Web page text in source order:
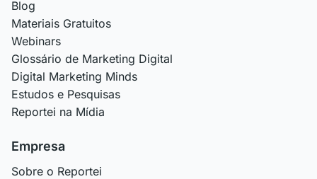
Blog
Materiais Gratuitos
Webinars
Glossário de Marketing Digital
Digital Marketing Minds
Estudos e Pesquisas
Reportei na Mídia
Empresa
Sobre o Reportei